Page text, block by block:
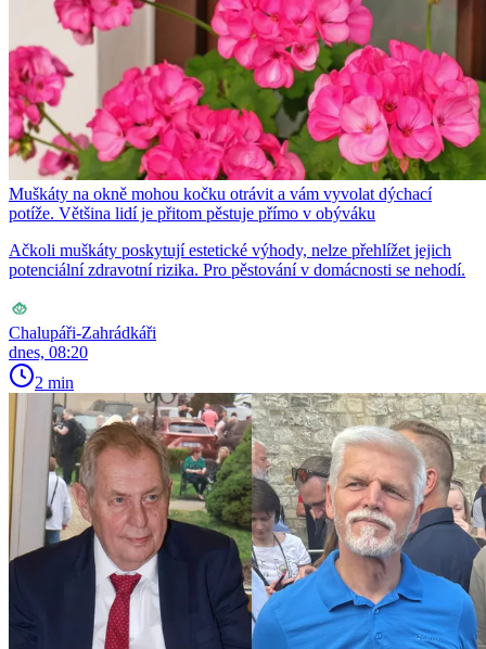
Muškáty na okně mohou kočku otrávit a vám vyvolat dýchací
potíže. Většina lidí je přitom pěstuje přímo v obýváku
Ačkoli muškáty poskytují estetické výhody, nelze přehlížet jejich
potenciální zdravotní rizika. Pro pěstování v domácnosti se nehodí.
Chalupáři-Zahrádkáři
dnes, 08:20
2 min